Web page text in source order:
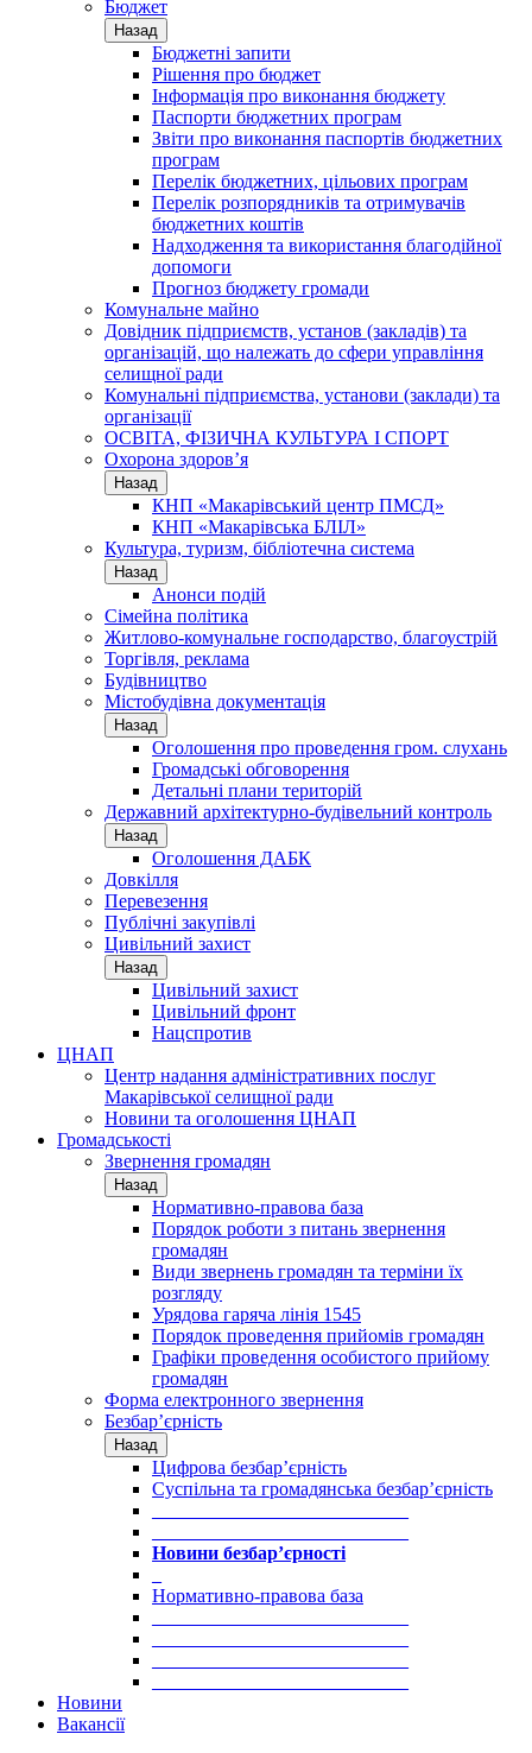
Бюджет
Назад
Бюджетні запити
Рішення про бюджет
Інформація про виконання бюджету
Паспорти бюджетних програм
Звіти про виконання паспортів бюджетних
програм
Перелік бюджетних, цільових програм
Перелік розпорядників та отримувачів
бюджетних коштів
Надходження та використання благодійної
допомоги
Прогноз бюджету громади
Комунальне майно
Довідник підприємств, установ (закладів) та
організацій, що належать до сфери управління
селищної ради
Комунальні підприємства, установи (заклади) та
організації
ОСВІТА, ФІЗИЧНА КУЛЬТУРА І СПОРТ
Охорона здоров’я
Назад
КНП «Макарівський центр ПМСД»
КНП «Макарівська БЛІЛ»
Культура, туризм, бібліотечна система
Назад
Анонси подій
Сімейна політика
Житлово-комунальне господарство, благоустрій
Торгівля, реклама
Будівництво
Містобудівна документація
Назад
Оголошення про проведення гром. слухань
Громадські обговорення
Детальні плани територій
Державний архітектурно-будівельний контроль
Назад
Оголошення ДАБК
Довкілля
Перевезення
Публічні закупівлі
Цивільний захист
Назад
Цивільний захист
Цивільний фронт
Нацспротив
ЦНАП
Центр надання адміністративних послуг
Макарівської селищної ради
Новини та оголошення ЦНАП
Громадськості
Звернення громадян
Назад
Нормативно-правова база
Порядок роботи з питань звернення
громадян
Види звернень громадян та терміни їх
розгляду
Урядова гаряча лінія 1545
Порядок проведення прийомів громадян
Графіки проведення особистого прийому
громадян
Форма електронного звернення
Безбар’єрність
Назад
Цифрова безбар’єрність
Суспільна та громадянська безбар’єрність
Новини безбар’єрності
Нормативно-правова база
Новини
Вакансії